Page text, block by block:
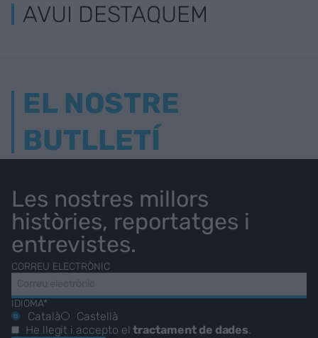
AVUI DESTAQUEM
EL NOSTRE
BUTLLETÍ
Les nostres millors
històries, reportatges i
entrevistes.
CORREU ELECTRÒNIC
IDIOMA*
Català
Castellà
He llegit i accepto eltractament de dades.